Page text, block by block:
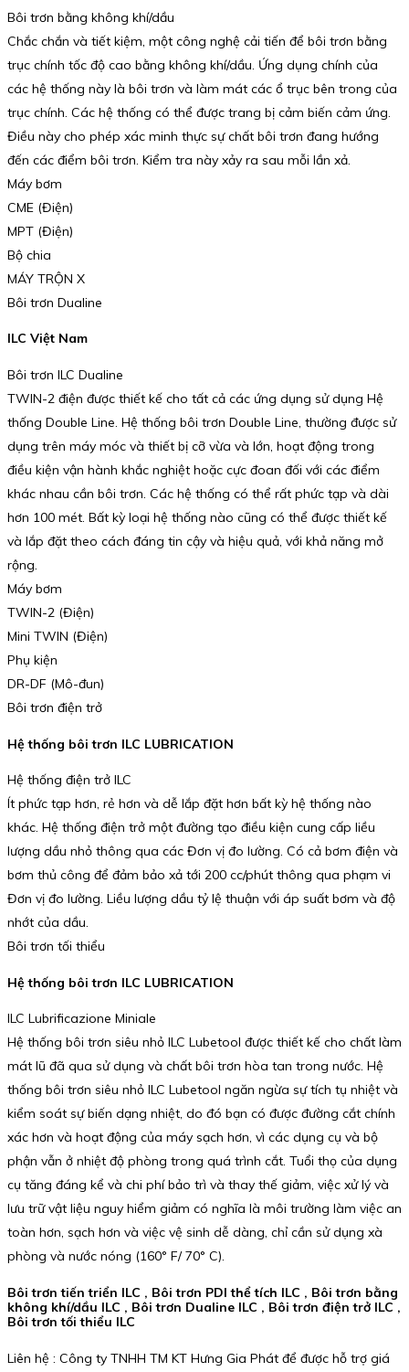
Bôi trơn bằng không khí/dầu
Chắc chắn và tiết kiệm, một công nghệ cải tiến để bôi trơn bằng
trục chính tốc độ cao bằng không khí/dầu. Ứng dụng chính của
các hệ thống này là bôi trơn và làm mát các ổ trục bên trong của
trục chính. Các hệ thống có thể được trang bị cảm biến cảm ứng.
Điều này cho phép xác minh thực sự chất bôi trơn đang hướng
đến các điểm bôi trơn. Kiểm tra này xảy ra sau mỗi lần xả.
Máy bơm
CME (Điện)
MPT (Điện)
Bộ chia
MÁY TRỘN X
Bôi trơn Dualine
ILC Việt Nam
Bôi trơn ILC Dualine
TWIN-2 điện được thiết kế cho tất cả các ứng dụng sử dụng Hệ
thống Double Line. Hệ thống bôi trơn Double Line, thường được sử
dụng trên máy móc và thiết bị cỡ vừa và lớn, hoạt động trong
điều kiện vận hành khắc nghiệt hoặc cực đoan đối với các điểm
khác nhau cần bôi trơn. Các hệ thống có thể rất phức tạp và dài
hơn 100 mét. Bất kỳ loại hệ thống nào cũng có thể được thiết kế
và lắp đặt theo cách đáng tin cậy và hiệu quả, với khả năng mở
rộng.
Máy bơm
TWIN-2 (Điện)
Mini TWIN (Điện)
Phụ kiện
DR-DF (Mô-đun)
Bôi trơn điện trở
Hệ thống bôi trơn ILC LUBRICATION
Hệ thống điện trở ILC
Ít phức tạp hơn, rẻ hơn và dễ lắp đặt hơn bất kỳ hệ thống nào
khác. Hệ thống điện trở một đường tạo điều kiện cung cấp liều
lượng dầu nhỏ thông qua các Đơn vị đo lường. Có cả bơm điện và
bơm thủ công để đảm bảo xả tới 200 cc/phút thông qua phạm vi
Đơn vị đo lường. Liều lượng dầu tỷ lệ thuận với áp suất bơm và độ
nhớt của dầu.
Bôi trơn tối thiểu
Hệ thống bôi trơn ILC LUBRICATION
ILC Lubrificazione Miniale
Hệ thống bôi trơn siêu nhỏ ILC Lubetool được thiết kế cho chất làm
mát lũ đã qua sử dụng và chất bôi trơn hòa tan trong nước. Hệ
thống bôi trơn siêu nhỏ ILC Lubetool ngăn ngừa sự tích tụ nhiệt và
kiểm soát sự biến dạng nhiệt, do đó bạn có được đường cắt chính
xác hơn và hoạt động của máy sạch hơn, vì các dụng cụ và bộ
phận vẫn ở nhiệt độ phòng trong quá trình cắt. Tuổi thọ của dụng
cụ tăng đáng kể và chi phí bảo trì và thay thế giảm, việc xử lý và
lưu trữ vật liệu nguy hiểm giảm có nghĩa là môi trường làm việc an
toàn hơn, sạch hơn và việc vệ sinh dễ dàng, chỉ cần sử dụng xà
phòng và nước nóng (160° F/ 70° C).
Bôi trơn tiến triển ILC , Bôi trơn PDI thể tích ILC , Bôi trơn bằng
không khí/dầu ILC , Bôi trơn Dualine ILC , Bôi trơn điện trở ILC ,
Bôi trơn tối thiểu ILC
Liên hệ : Công ty TNHH TM KT Hưng Gia Phát để được hỗ trợ giá